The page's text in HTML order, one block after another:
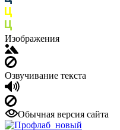
Изображения
Озвучивание текста
Обычная версия сайта